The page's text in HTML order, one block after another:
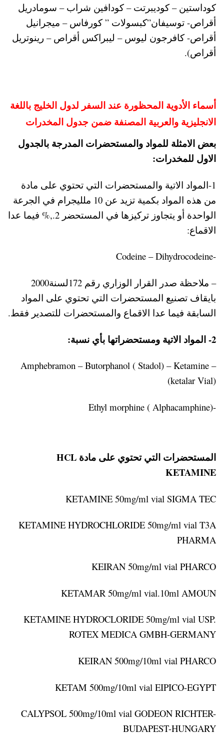
كوداستين – كوديبرتت – كودافين شراب – سومادريل
أقراص- توسيفان”كبسولات ” كورفاس – ميجرانيل
أقراص- كافرجون ليوس – ليبراكس أقراص – رينوتريل
أقراص).
أسماء الأدوية المحظورة عند السفر لدول الخليج باللغة
الانجليزية والعربية المصنفة ضمن جدول المخدرات
بعض الامثلة للمواد والمستحضرات المدرجة بالجدول
الاول للمخدرات:
1-المواد الاتية والمستحضرات التي تحتوي على مادة
من هذه المواد بكمية تزيد عن 10 ملليجرام في الجرعة
الواحدة أو يتجاوز تركيزها في المستحضر 2.,% فيما عدا
الاقماع:
-Codeine – Dihydrocodeine
– ملاحظة صدر القرار الوزاري رقم 172لسنة2000
بايقاف تصنيع المستحضرات التي تحتوي على المواد
السابقة فيما عدا الاقماع والمستحضرات للتصدير فقط.
2- المواد الاتية ومستحضراتها بأي نسبة:
– Amphebramon – Butorphanol ( Stadol) – Ketamine
(ketalar Vial)
-Ethyl morphine ( Alphacamphine)
المستحضرات التي تحتوي على مادة HCL
KETAMINE
KETAMINE 50mg/ml vial SIGMA TEC
KETAMINE HYDROCHLORIDE 50mg/ml vial T3A
PHARMA
KEIRAN 50mg/ml vial PHARCO
KETAMAR 50mg/ml vial.10ml AMOUN
KETAMINE HYDROCLORIDE 50mg/ml vial USP.
ROTEX MEDICA GMBH-GERMANY
KEIRAN 500mg/10ml vial PHARCO
KETAM 500mg/10ml vial EIPICO-EGYPT
CALYPSOL 500mg/10ml vial GODEON RICHTER-
BUDAPEST-HUNGARY